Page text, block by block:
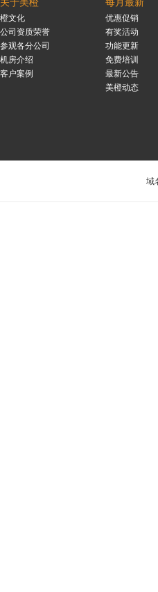
橙文化
公司资质荣誉
参观各分公司
机房介绍
客户案例
优惠促销
有奖活动
功能更新
免费培训
最新公告
美橙动态
域